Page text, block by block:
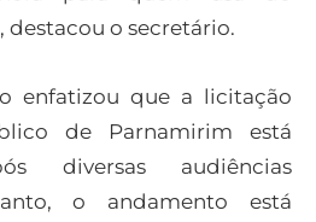
o secretário.
enfatizou que a licitação
de Parnamirim está
diversas audiências
o andamento está